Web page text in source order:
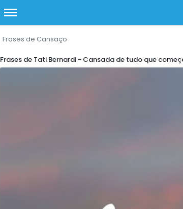
Frases de Cansaço
Frases de Tati Bernardi - Cansada de tudo que